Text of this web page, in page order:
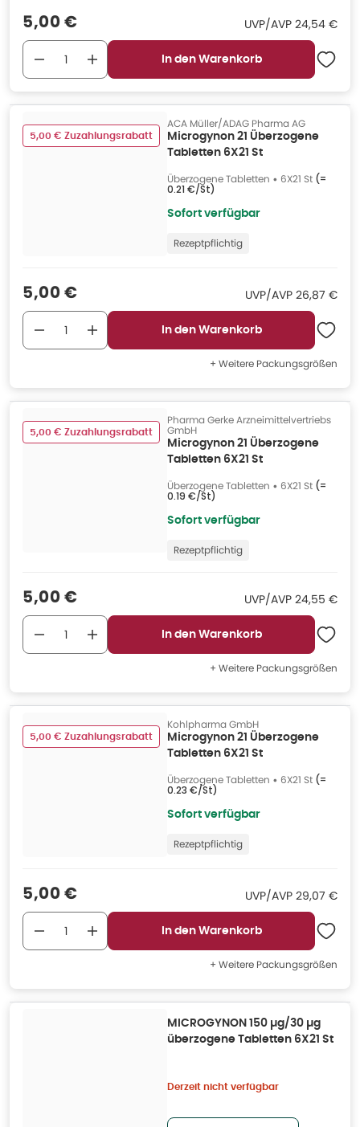
Verkaufspreis
5,00 € UVP/AVP UVP/AVP
24,54 €
In den Warenkorb
5,00 € Zuzahlungsrabatt
ACA Müller/ADAG Pharma AG
Microgynon 21 Überzogene
Tabletten 6X21 St
Überzogene Tabletten • 6X21 St (=
0.21 €/St)
Sofort verfügbar
Rezeptpflichtig
Verkaufspreis
5,00 € UVP/AVP UVP/AVP
26,87 €
In den Warenkorb
+ Weitere Packungsgrößen
5,00 € Zuzahlungsrabatt
Pharma Gerke Arzneimittelvertriebs
GmbH
Microgynon 21 Überzogene
Tabletten 6X21 St
Überzogene Tabletten • 6X21 St (=
0.19 €/St)
Sofort verfügbar
Rezeptpflichtig
Verkaufspreis
5,00 € UVP/AVP UVP/AVP
24,55 €
In den Warenkorb
+ Weitere Packungsgrößen
5,00 € Zuzahlungsrabatt
Kohlpharma GmbH
Microgynon 21 Überzogene
Tabletten 6X21 St
Überzogene Tabletten • 6X21 St (=
0.23 €/St)
Sofort verfügbar
Rezeptpflichtig
Verkaufspreis
5,00 € UVP/AVP UVP/AVP
29,07 €
In den Warenkorb
+ Weitere Packungsgrößen
MICROGYNON 150 µg/30 µg
überzogene Tabletten 6X21 St
Derzeit nicht verfügbar